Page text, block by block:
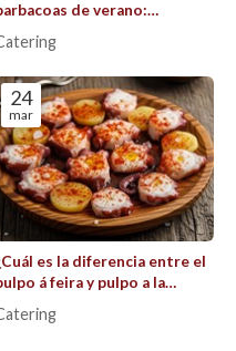
de verano:
para que todo salga
al aire libre.
24
mar
es la diferencia entre el
á feira y pulpo a la